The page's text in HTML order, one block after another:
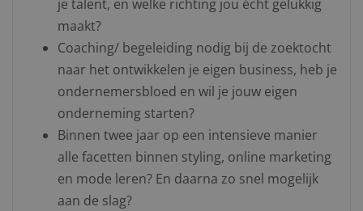
je talent, en welke richting jou écht gelukkig
maakt?
Coaching/ begeleiding nodig bij de zoektocht
naar het ontwikkelen je eigen business, heb je
ondernemersbloed en wil je jouw eigen
onderneming starten?
Binnen twee jaar op een intensieve manier
alle facetten binnen styling, online marketing
en mode leren? En daarna zo snel mogelijk
aan de slag?